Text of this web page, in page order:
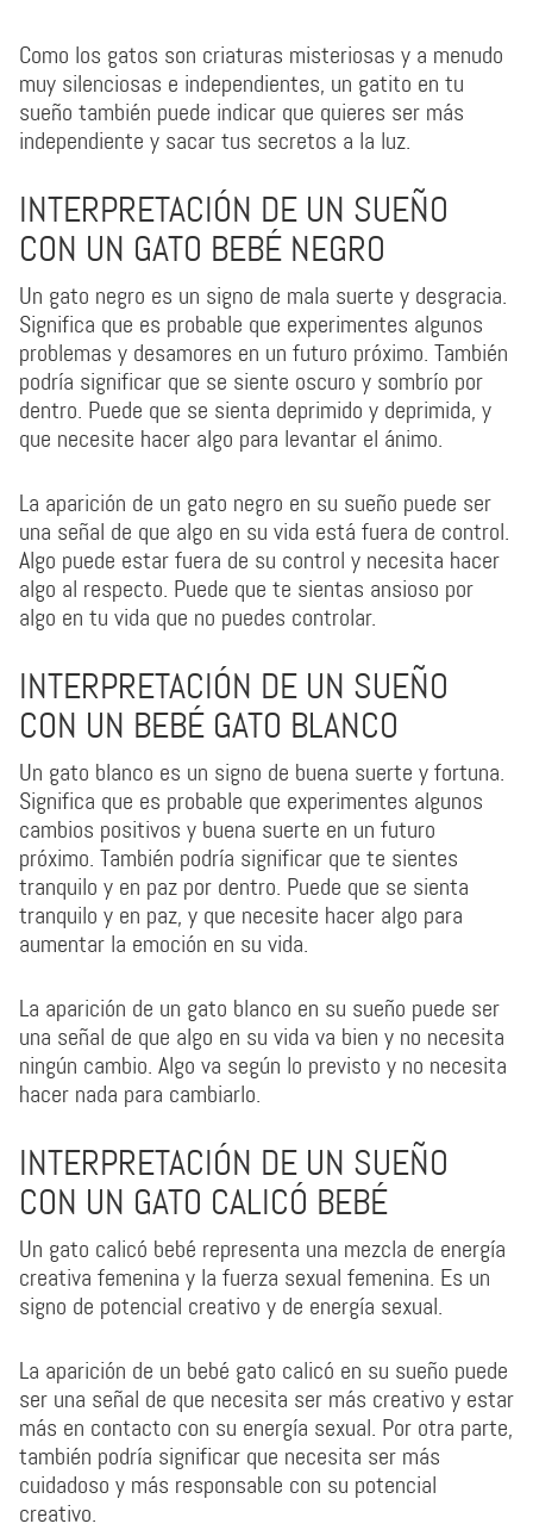
Como los gatos son criaturas misteriosas y a menudo
muy silenciosas e independientes, un gatito en tu
sueño también puede indicar que quieres ser más
independiente y sacar tus secretos a la luz.
INTERPRETACIÓN DE UN SUEÑO
CON UN GATO BEBÉ NEGRO
Un gato negro es un signo de mala suerte y desgracia.
Significa que es probable que experimentes algunos
problemas y desamores en un futuro próximo. También
podría significar que se siente oscuro y sombrío por
dentro. Puede que se sienta deprimido y deprimida, y
que necesite hacer algo para levantar el ánimo.
La aparición de un gato negro en su sueño puede ser
una señal de que algo en su vida está fuera de control.
Algo puede estar fuera de su control y necesita hacer
algo al respecto. Puede que te sientas ansioso por
algo en tu vida que no puedes controlar.
INTERPRETACIÓN DE UN SUEÑO
CON UN BEBÉ GATO BLANCO
Un gato blanco es un signo de buena suerte y fortuna.
Significa que es probable que experimentes algunos
cambios positivos y buena suerte en un futuro
próximo. También podría significar que te sientes
tranquilo y en paz por dentro. Puede que se sienta
tranquilo y en paz, y que necesite hacer algo para
aumentar la emoción en su vida.
La aparición de un gato blanco en su sueño puede ser
una señal de que algo en su vida va bien y no necesita
ningún cambio. Algo va según lo previsto y no necesita
hacer nada para cambiarlo.
INTERPRETACIÓN DE UN SUEÑO
CON UN GATO CALICÓ BEBÉ
Un gato calicó bebé representa una mezcla de energía
creativa femenina y la fuerza sexual femenina. Es un
signo de potencial creativo y de energía sexual.
La aparición de un bebé gato calicó en su sueño puede
ser una señal de que necesita ser más creativo y estar
más en contacto con su energía sexual. Por otra parte,
también podría significar que necesita ser más
cuidadoso y más responsable con su potencial
creativo.